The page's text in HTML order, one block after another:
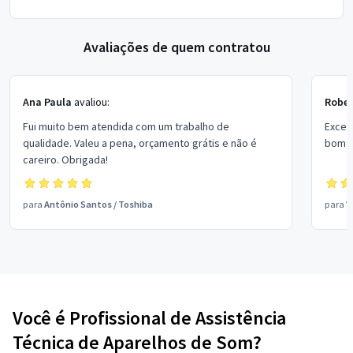
Avaliações de quem contratou
Ana Paula avaliou:
Fui muito bem atendida com um trabalho de
qualidade. Valeu a pena, orçamento grátis e não é
careiro. Obrigada!
para Antônio Santos / Toshiba
bom
para
Você é Profissional de Assistência
Técnica de Aparelhos de Som?